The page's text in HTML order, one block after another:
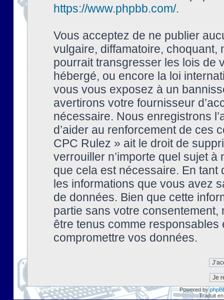
https://www.phpbb.com/.
Vous acceptez de ne publier
vulgaire, diffamatoire, choquant,
pourrait transgresser les lois de
hébergé, ou encore la loi
vous vous exposez à un
avertirons votre fournisseur
nécessaire. Nous enregistrons
d’aider au renforcement de ces
CPC Rulez » ait le droit de
verrouiller n’importe quel sujet à
que cela est nécessaire. En tant
les informations que vous avez
de données. Bien que cette
partie sans votre
être tenus comme
compromettre vos données.
Powered by
Traduit